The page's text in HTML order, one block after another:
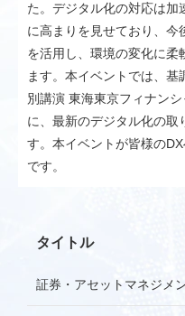
た。デジタル化の対応は加
に高まりを見せており、今
を活用し、環境の変化に柔
ます。本イベントでは、
別講演 東海東京フィナン
に、最新のデジタル化の取
す。本イベントが皆様の
です。
タイトル
証券・アセットマネジメ